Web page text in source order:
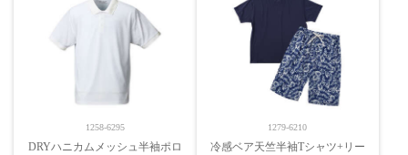
1258-6295
DRYハニカムメッシュ半袖ポロ
1279-6210
冷感ベア天竺半袖Tシャツ+リー